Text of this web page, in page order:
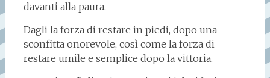
davanti alla paura.
Dagli la forza di restare in piedi, dopo una
sconfitta onorevole, così come la forza di
restare umile e semplice dopo la vittoria.